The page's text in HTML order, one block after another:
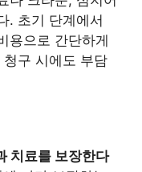
. 초기 단계에서
용으로 간단하게
구 시에도 부담
치료를 보장한다